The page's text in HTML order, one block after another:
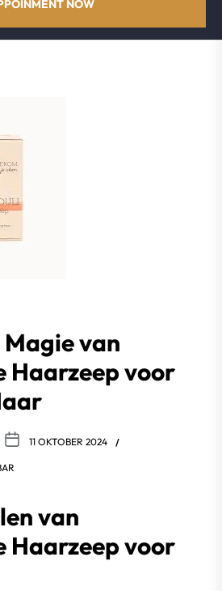
NOW
van
Haarzeep voor
11 OKTOBER 2024
van
Haarzeep voor